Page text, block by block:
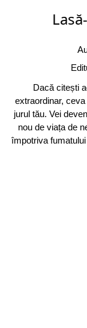
Dacă citești
extraordinar,
jurul tău. Vei
nou de viața de
împotriva